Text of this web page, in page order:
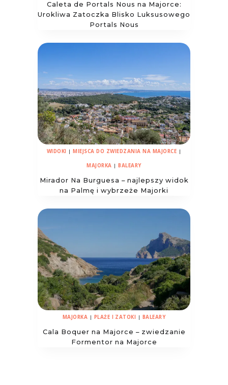
Caleta de Portals Nous na Majorce:
Urokliwa Zatoczka Blisko Luksusowego
Portals Nous
WIDOKI | MIEJSCA DO ZWIEDZANIA NA MAJORCE |
MAJORKA | BALEARY
Mirador Na Burguesa – najlepszy widok
na Palmę i wybrzeże Majorki
MAJORKA | PLAŻE I ZATOKI | BALEARY
Cala Boquer na Majorce – zwiedzanie
Formentor na Majorce